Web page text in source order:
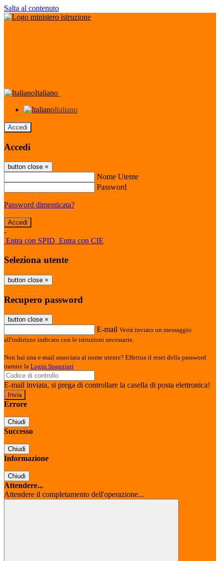
Salta al contenuto
Italiano
Italiano
Accedi
Accedi
button close ×
Nome Utente
Password
Password dimenticata?
-
Entra con SPID Entra con CIE
Seleziona utente
button close ×
Recupero password
button close ×
E-mail Verrà inviato un messaggio
all'indirizzo indicato con le istruzioni necessarie.
Non hai una e-mail associata al nome utente? Effettua il reset della password
tramite la Login Spaggiari
E-mail inviata, si prega di controllare la casella di posta elettronica!
Errore
Chiudi
Successo
Chiudi
Informazione
Chiudi
Attendere...
Attendere il completamento dell'operazione...